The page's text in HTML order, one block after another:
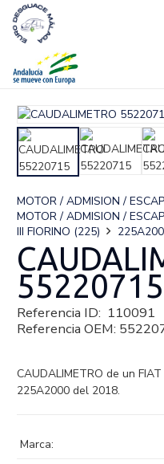
MOTOR / ADMISION /
MOTOR / ADMISION /
III FIORINO (225)
55220715
Referencia ID: 110091
Referencia OEM:
CAUDALIMETRO de un
225A2000 del 2018.
Marca: